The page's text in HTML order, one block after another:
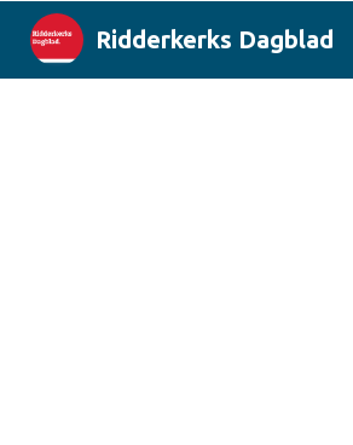
Ridderkerks Dagblad